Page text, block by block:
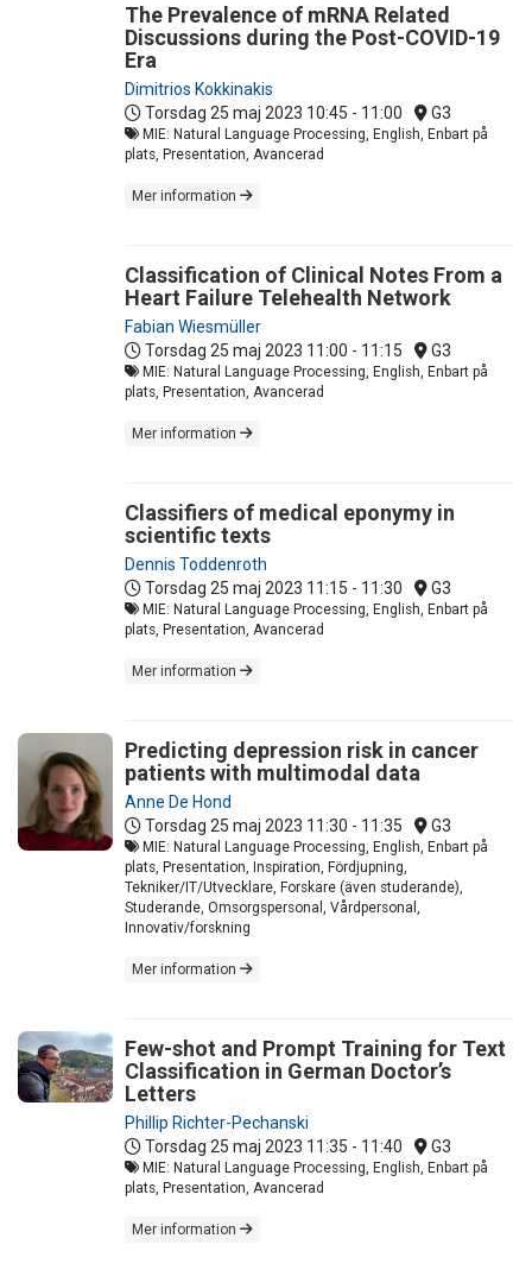
The Prevalence of mRNA Related
Discussions during the Post-COVID-19
Era
Dimitrios Kokkinakis
Torsdag 25 maj 2023 10:45 - 11:00 G3
MIE: Natural Language Processing, English, Enbart på
plats, Presentation, Avancerad
Mer information
Classification of Clinical Notes From a
Heart Failure Telehealth Network
Fabian Wiesmüller
Torsdag 25 maj 2023 11:00 - 11:15 G3
MIE: Natural Language Processing, English, Enbart på
plats, Presentation, Avancerad
Mer information
Classifiers of medical eponymy in
scientific texts
Dennis Toddenroth
Torsdag 25 maj 2023 11:15 - 11:30 G3
MIE: Natural Language Processing, English, Enbart på
plats, Presentation, Avancerad
Mer information
Predicting depression risk in cancer
patients with multimodal data
Anne De Hond
Torsdag 25 maj 2023 11:30 - 11:35 G3
MIE: Natural Language Processing, English, Enbart på
plats, Presentation, Inspiration, Fördjupning,
Tekniker/IT/Utvecklare, Forskare (även studerande),
Studerande, Omsorgspersonal, Vårdpersonal,
Innovativ/forskning
Mer information
Few-shot and Prompt Training for Text
Classification in German Doctor’s
Letters
Phillip Richter-Pechanski
Torsdag 25 maj 2023 11:35 - 11:40 G3
MIE: Natural Language Processing, English, Enbart på
plats, Presentation, Avancerad
Mer information